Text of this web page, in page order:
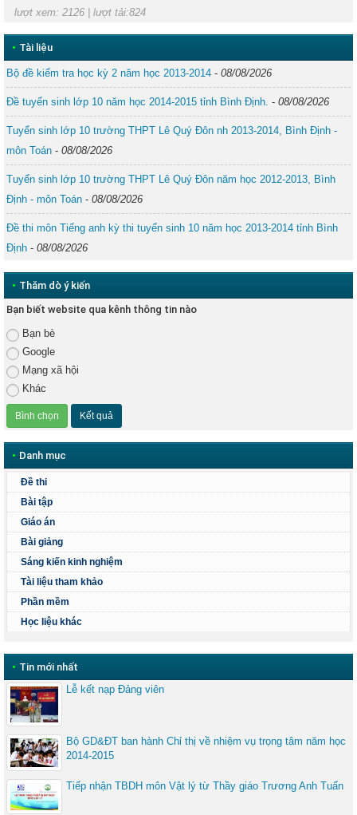
lượt xem: 2126 | lượt tải:824
• Tài liệu
Bộ đề kiểm tra học kỳ 2 năm học 2013-2014 - 08/08/2026
Đề tuyển sinh lớp 10 năm học 2014-2015 tỉnh Bình Định. - 08/08/2026
Tuyển sinh lớp 10 trường THPT Lê Quý Đôn nh 2013-2014, Bình Định -
môn Toán - 08/08/2026
Tuyển sinh lớp 10 trường THPT Lê Quý Đôn năm học 2012-2013, Bình
Định - môn Toán - 08/08/2026
Đề thi môn Tiếng anh kỳ thi tuyển sinh 10 năm học 2013-2014 tỉnh Bình
Định - 08/08/2026
• Thăm dò ý kiến
Bạn biết website qua kênh thông tin nào
Bạn bè
Google
Mạng xã hội
Khác
• Danh mục
Đề thi
Bài tập
Giáo án
Bài giảng
Sáng kiến kinh nghiệm
Tài liệu tham khảo
Phần mềm
Học liệu khác
• Tin mới nhất
Lễ kết nạp Đảng viên
Bộ GD&ĐT ban hành Chỉ thị về nhiệm vụ trọng tâm năm học
2014-2015
Tiếp nhận TBDH môn Vật lý từ Thầy giáo Trương Anh Tuấn